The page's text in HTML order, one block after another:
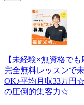
【未経験×無資格で
完全無料レッスンで
OK♪平均月収33万円
の圧倒的集客力☆